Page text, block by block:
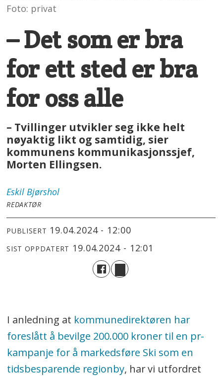
Foto: privat
– Det som er bra
for ett sted er bra
for oss alle
– Tvillinger utvikler seg ikke helt
nøyaktig likt og samtidig, sier
kommunens kommunikasjonssjef,
Morten Ellingsen.
Eskil Bjørshol
REDAKTØR
PUBLISERT 19.04.2024 - 12:00
SIST OPPDATERT 19.04.2024 - 12:01
I anledning at kommunedirektøren har
foreslått å bevilge 200.000 kroner til en pr-
kampanje for å markedsføre Ski som en
tidsbesparende regionby, har vi utfordret